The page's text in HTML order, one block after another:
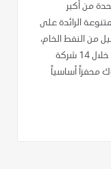
من أكبر
الرائدة على
إنتاجها 3 ملايين برميل من النفط الخام،
و10.5 مليار قدم مكعبة من الغاز يومياً. ومن خلال 14 شركة
محفزاً أساسياً